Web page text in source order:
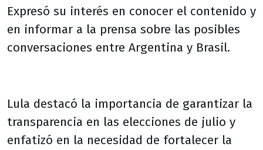
Expresó su interés en conocer el contenido y
en informar a la prensa sobre las posibles
conversaciones entre Argentina y Brasil.
Lula destacó la importancia de garantizar la
transparencia en las elecciones de julio y
enfatizó en la necesidad de fortalecer la